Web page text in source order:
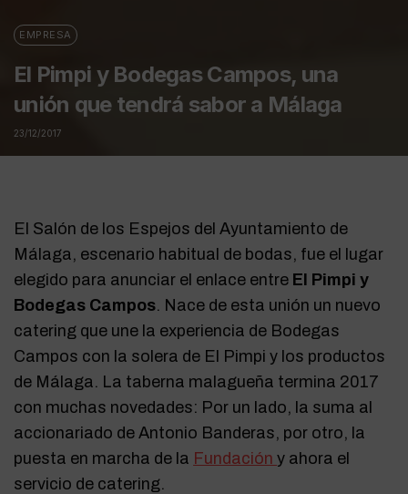
EMPRESA
El Pimpi y Bodegas Campos, una
unión que tendrá sabor a Málaga
23/12/2017
El Salón de los Espejos del Ayuntamiento de
Málaga, escenario habitual de bodas, fue el lugar
elegido para anunciar el enlace entre El Pimpi y
Bodegas Campos. Nace de esta unión un nuevo
catering que une la experiencia de Bodegas
Campos con la solera de El Pimpi y los productos
de Málaga. La taberna malagueña termina 2017
con muchas novedades: Por un lado, la suma al
accionariado de Antonio Banderas, por otro, la
puesta en marcha de la Fundacióny ahora el
servicio de catering.